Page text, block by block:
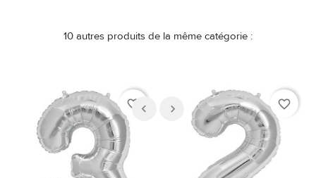
10 autres produits de la même catégorie :
favorite_border favorite_border